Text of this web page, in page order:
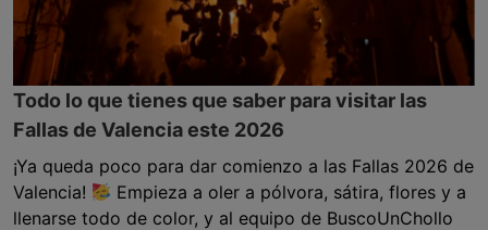
Todo lo que tienes que saber para visitar las
Fallas de Valencia este 2026
¡Ya queda poco para dar comienzo a las Fallas 2026 de
Valencia!
Empieza a oler a pólvora, sátira, flores y a
llenarse todo de color, y al equipo de BuscoUnChollo